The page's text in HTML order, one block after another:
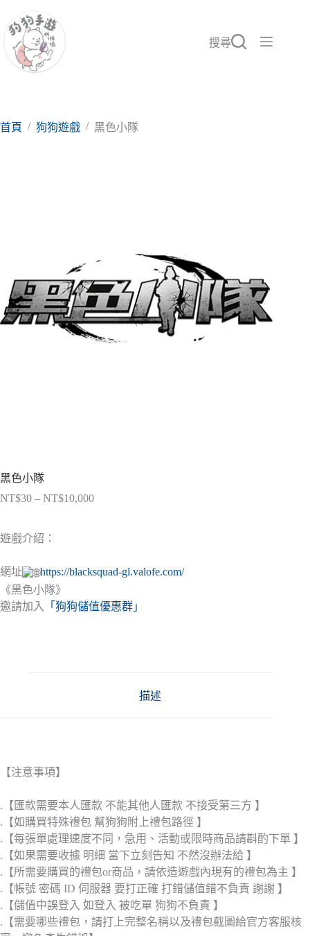
至
要
搜尋
首頁 / 狗狗遊戲 / 黑色小隊
黑色小隊
NT$30 – NT$10,000價
到
遊戲介紹：
網址
https://blacksquad-gl.valofe.com/
《黑色小隊》
邀請加入
「狗狗儲值優惠群」
描述
【注意事項】
.【匯款需要本人匯款 不能其他人匯款 不接受第三方 】
.【如購買特殊禮包 幫狗狗附上禮包路徑 】
.【每張單處理速度不同，急用、活動或限時商品請斟酌下單 】
.【如果需要收據 明細 當下立刻告知 不然沒辦法給 】
.【所需要購買的禮包or商品，請依造遊戲內現有的禮包為主 】
.【帳號 密碼 ID 伺服器 要打正確 打錯儲值錯不負責 謝謝 】
.【儲值中誤登入 如登入 被吃單 狗狗不負責 】
.【需要哪些禮包，請打上完整名稱以及禮包截圖給官方客服核